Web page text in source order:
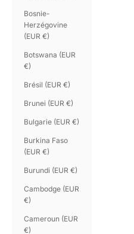
Bosnie-
Herzégovine
(EUR €)
Botswana (EUR
€)
Brésil (EUR €)
Brunei (EUR €)
Bulgarie (EUR €)
Burkina Faso
(EUR €)
Burundi (EUR €)
Cambodge (EUR
€)
Cameroun (EUR
€)